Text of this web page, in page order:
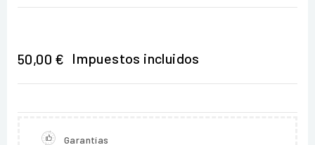
50,00 € Impuestos incluidos
Garantías